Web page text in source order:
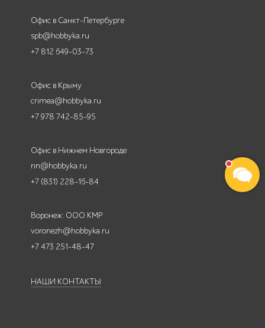
Офис в Санкт-Петербурге
spb@hobbyka.ru
+7 812 649-03-73
Офис в Крыму
crimea@hobbyka.ru
+7 978 742-85-95
Офис в Нижнем Новгороде
nn@hobbyka.ru
+7 (831) 228-16-84
Воронеж: ООО КМР
voronezh@hobbyka.ru
+7 473 251-48-47
НАШИ КОНТАКТЫ